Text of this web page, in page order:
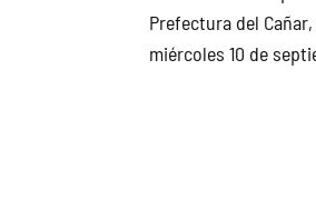
Prefectura del
miércoles 10 de